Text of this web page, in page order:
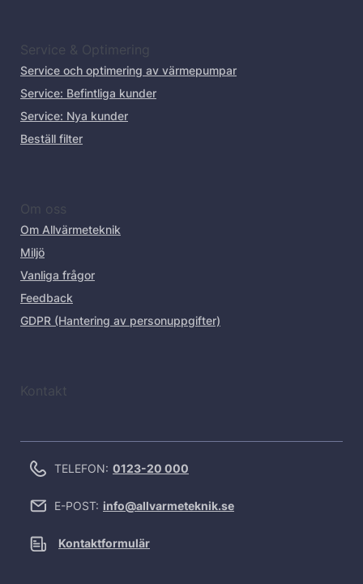
Service & Optimering
Service och optimering av värmepumpar
Service: Befintliga kunder
Service: Nya kunder
Beställ filter
Om oss
Om Allvärmeteknik
Miljö
Vanliga frågor
Feedback
GDPR (Hantering av personuppgifter)
Kontakt
TELEFON: 0123-20 000
E-POST: info@allvarmeteknik.se
Kontaktformulär